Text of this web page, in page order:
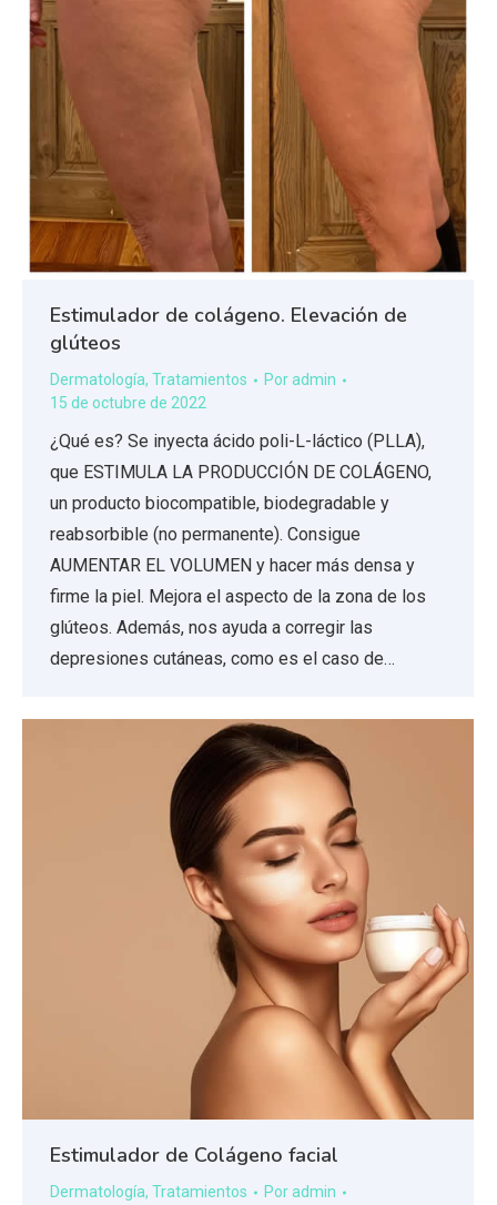
Estimulador de colágeno. Elevación de
glúteos
Dermatología, Tratamientos Poradmin
15 de octubre de 2022
¿Qué es? Se inyecta ácido poli-L-láctico (PLLA),
que ESTIMULA LA PRODUCCIÓN DE COLÁGENO,
un producto biocompatible, biodegradable y
reabsorbible (no permanente). Consigue
AUMENTAR EL VOLUMEN y hacer más densa y
firme la piel. Mejora el aspecto de la zona de los
glúteos. Además, nos ayuda a corregir las
depresiones cutáneas, como es el caso de…
Estimulador de Colágeno facial
Dermatología, Tratamientos Poradmin